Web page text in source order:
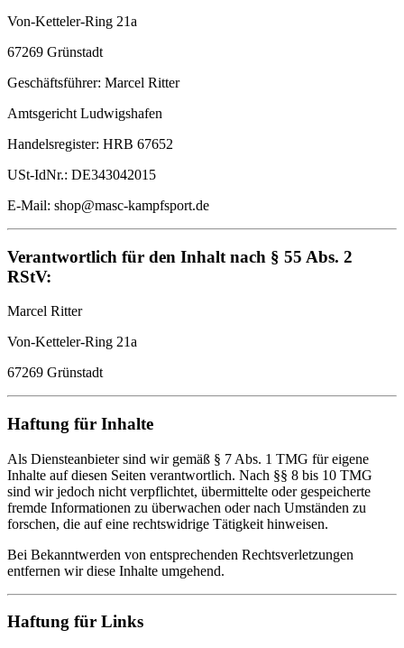
Von-Ketteler-Ring 21a
67269 Grünstadt
Geschäftsführer: Marcel Ritter
Amtsgericht Ludwigshafen
Handelsregister: HRB 67652
USt-IdNr.: DE343042015
E-Mail: shop@masc-kampfsport.de
Verantwortlich für den Inhalt nach § 55 Abs. 2
RStV:
Marcel Ritter
Von-Ketteler-Ring 21a
67269 Grünstadt
Haftung für Inhalte
Als Diensteanbieter sind wir gemäß § 7 Abs. 1 TMG für eigene
Inhalte auf diesen Seiten verantwortlich. Nach §§ 8 bis 10 TMG
sind wir jedoch nicht verpflichtet, übermittelte oder gespeicherte
fremde Informationen zu überwachen oder nach Umständen zu
forschen, die auf eine rechtswidrige Tätigkeit hinweisen.
Bei Bekanntwerden von entsprechenden Rechtsverletzungen
entfernen wir diese Inhalte umgehend.
Haftung für Links